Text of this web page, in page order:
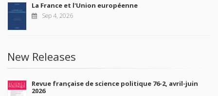
La France et l'Union européenne
Sep 4, 2026
New Releases
Revue française de science politique 76-2, avril-juin
2026